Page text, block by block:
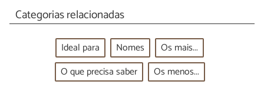
Categorias relacionadas
Ideal para Nomes
Os mais...
O que precisa saber
Os menos...